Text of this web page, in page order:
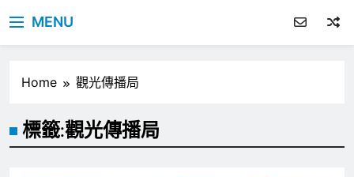
MENU
Home 觀光傳播局
標籤:觀光傳播局